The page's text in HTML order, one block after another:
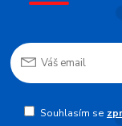
Souhlasím se